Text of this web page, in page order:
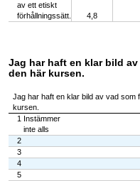
av ett etiskt
förhållningssätt.
4,8
Jag har haft en klar bild
den här kursen.
Jag har haft en klar bild av vad som
kursen.
1 Instämmer
inte alls
2
3
4
5